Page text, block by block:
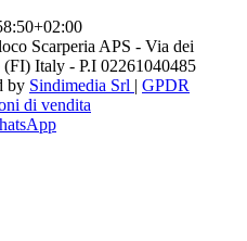
Scarperia APS - Via dei
(FI) Italy - P.I 02261040485
by Sindimedia Srl | GPDR
di vendita